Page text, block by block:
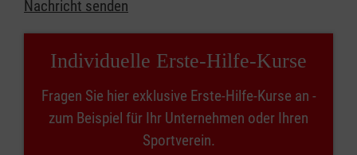
Nachricht senden
Individuelle Erste-Hilfe-Kurse
Fragen Sie hier exklusive Erste-Hilfe-Kurse an -
zum Beispiel für Ihr Unternehmen oder Ihren
Sportverein.